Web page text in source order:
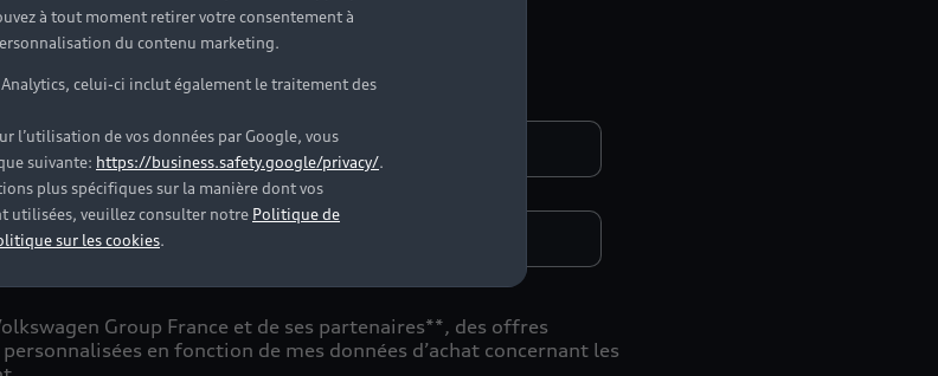
Prénom*
Téléphone*
Group France et de ses partenaires**, des offres
en fonction de mes données d’achat concernant les
à tout moment retirer votre consentement à
du contenu marketing.
Analytics, celui-ci inclut également le traitement des
l’utilisation de vos données par Google, vous
suivante: https://business.safety.google/privacy/.
plus spécifiques sur la manière dont vos
utilisées, veuillez consulter notre Politique de
sur les cookies.